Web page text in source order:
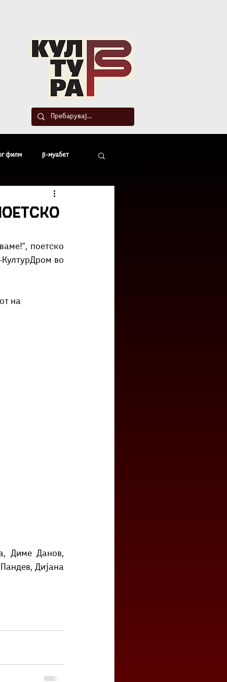
филм β-муабет
поетско
во
на
Диме Данов,
Дијана